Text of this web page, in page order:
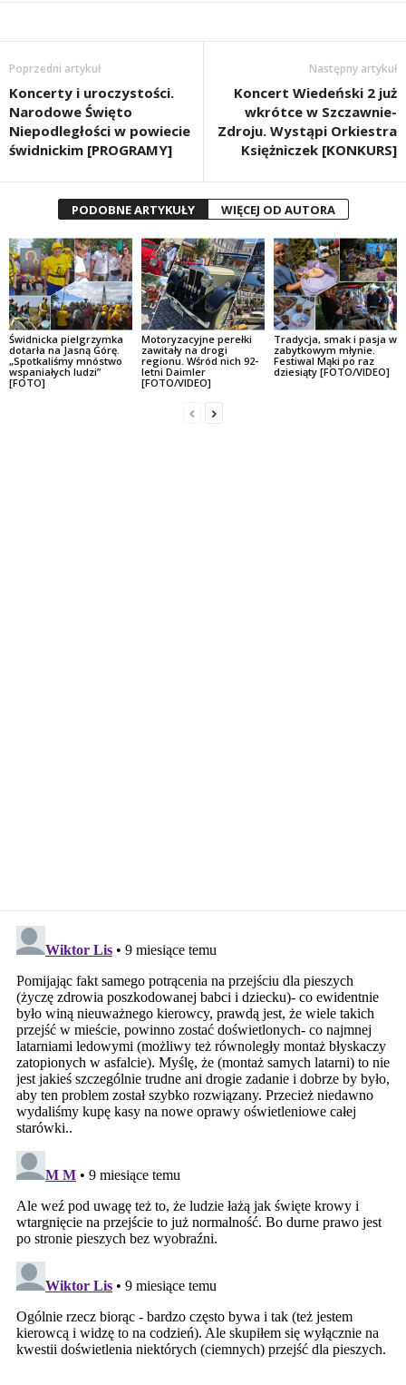
Poprzedni artykuł
Koncerty i uroczystości.
Narodowe Święto
Niepodległości w powiecie
świdnickim [PROGRAMY]
Następny artykuł
Koncert Wiedeński 2 już
wkrótce w Szczawnie-
Zdroju. Wystąpi Orkiestra
Księżniczek [KONKURS]
PODOBNE ARTYKUŁY WIĘCEJ OD AUTORA
Świdnicka pielgrzymka
dotarła na Jasną Górę.
„Spotkaliśmy mnóstwo
wspaniałych ludzi”
[FOTO]
Motoryzacyjne perełki
zawitały na drogi
regionu. Wśród nich 92-
letni Daimler
[FOTO/VIDEO]
Tradycja, smak i pasja w
zabytkowym młynie.
Festiwal Mąki po raz
dziesiąty [FOTO/VIDEO]